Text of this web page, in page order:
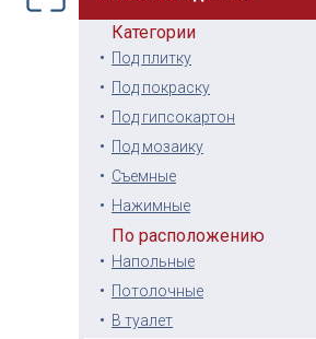
Категории
Под плитку
Под покраску
Под гипсокартон
Под мозаику
Съемные
Нажимные
По расположению
Напольные
Потолочные
В туалет